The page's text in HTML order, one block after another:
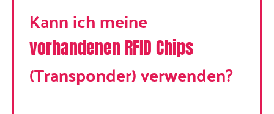
Kann ich meine
vorhandenen RFID Chips
(Transponder) verwenden?